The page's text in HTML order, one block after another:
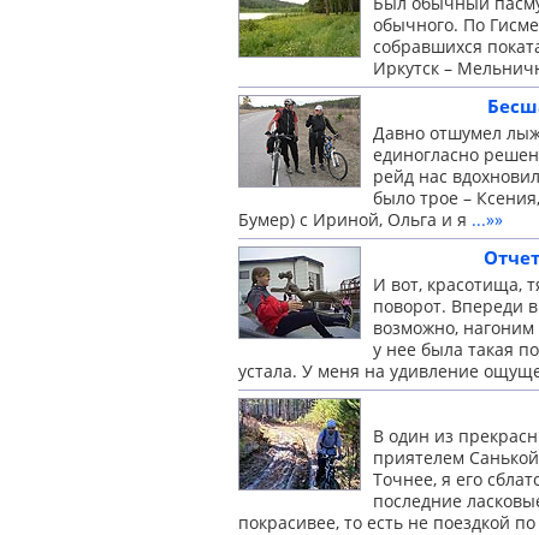
обычного. По
собравшихся
Иркутск –
Давно отшумел
единогласно
рейд нас
было трое –
Бумер) с Ириной, Ольга и я ...»»
И вот, красотища,
поворот. Впереди
возможно,
у нее была такая
устала. У меня на удивление
В один из
приятелем
Точнее, я его
последние
покрасивее, то есть не поездкой